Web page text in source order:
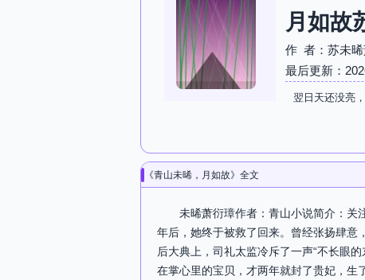
月如故
作 者：苏未
最后更新：
翌日天还没亮
《青山未晞，月如故》全文
未晞萧衍璋作者：青山小说简介：关
年后，她终于被救了回来。曾经张扬肆意
后大典上，司礼太监冷斥了一声“不长眼
在掌心里的宝贝，才两年就封了贵妃，